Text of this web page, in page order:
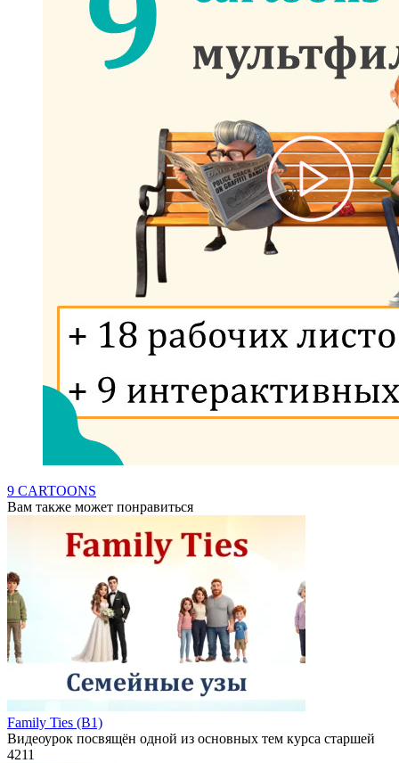
9 CARTOONS
Вам также может понравиться
Family Ties (B1)
Видеоурок посвящён одной из основных тем курса старшей
4211